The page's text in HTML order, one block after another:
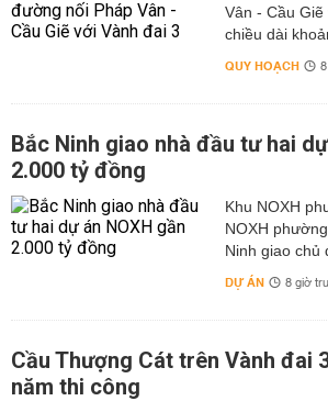
Vân - Cầu
chiều dài
QUY HOẠCH
Bắc Ninh giao nhà đầu tư hai
2.000 tỷ đồng
Khu NOXH
NOXH
Ninh giao chủ
DỰ ÁN 8 giờ
Cầu Thượng Cát trên Vành đai
năm thi công